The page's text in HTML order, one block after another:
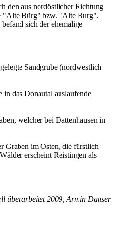
den aus nordöstlicher Richtung
"Alte Bürg" bzw. "Alte Burg".
sich der ehemalige
Sandgrube (nordwestlich
das Donautal auslaufende
welcher bei Dattenhausen in
Graben im Osten, die fürstlich
erscheint Reistingen als
überarbeitet 2009, Armin Dauser